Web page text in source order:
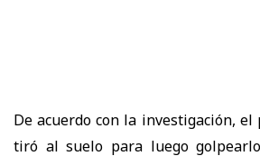
De acuerdo con la investigación,
tiró al suelo para luego